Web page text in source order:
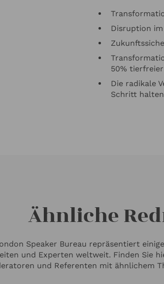
Disruption
50%
Die radikale
Schritt
Ähnliche
Speaker Bureau repräsentiert
und Experten weltweit. Finden Sie
und Referenten mit ähnlichem